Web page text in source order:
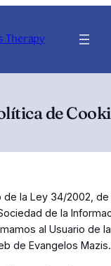
Therapy
de
de la Ley 34/2002, de
de la
al Usuario de
de Evangelos Mazis.